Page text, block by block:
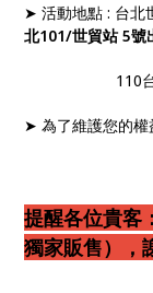
➤ 活動地點 : 台北
北101/世貿站 5號
110台北市
➤ 為了維護您的權
提醒各位貴客
獨家販售），